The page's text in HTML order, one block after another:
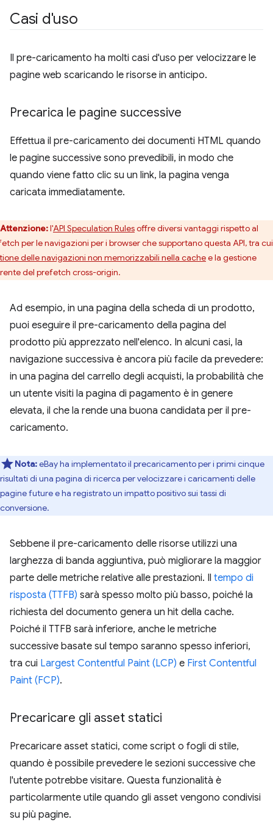
Casi d'uso
Il pre-caricamento ha molti casi d'uso per velocizzare le
pagine web scaricando le risorse in anticipo.
Precarica le pagine successive
Effettua il pre-caricamento dei documenti HTML quando
le pagine successive sono prevedibili, in modo che
quando viene fatto clic su un link, la pagina venga
caricata immediatamente.
Attenzione:l'API Speculation Rulesoffre diversi vantaggi rispetto al
per le navigazioni per i browser che supportano questa API, tra
delle navigazioni non memorizzabili nella cachee la gestione
del prefetch cross-origin.
Ad esempio, in una pagina della scheda di un prodotto,
puoi eseguire il pre-caricamento della pagina del
prodotto più apprezzato nell'elenco. In alcuni casi, la
navigazione successiva è ancora più facile da prevedere:
in una pagina del carrello degli acquisti, la probabilità che
un utente visiti la pagina di pagamento è in genere
elevata, il che la rende una buona candidata per il pre-
caricamento.
Nota:eBay ha implementato il precaricamento per i primi cinque
risultati di una pagina di ricerca per velocizzare i caricamenti delle
pagine future e ha registrato un impatto positivo sui tassi di
conversione.
Sebbene il pre-caricamento delle risorse utilizzi una
larghezza di banda aggiuntiva, può migliorare la maggior
parte delle metriche relative alle prestazioni. Il tempo di
risposta (TTFB) sarà spesso molto più basso, poiché la
richiesta del documento genera un hit della cache.
Poiché il TTFB sarà inferiore, anche le metriche
successive basate sul tempo saranno spesso inferiori,
tra cui Largest Contentful Paint (LCP) e First Contentful
Paint (FCP).
Precaricare gli asset statici
Precaricare asset statici, come script o fogli di stile,
quando è possibile prevedere le sezioni successive che
l'utente potrebbe visitare. Questa funzionalità è
particolarmente utile quando gli asset vengono condivisi
su più pagine.